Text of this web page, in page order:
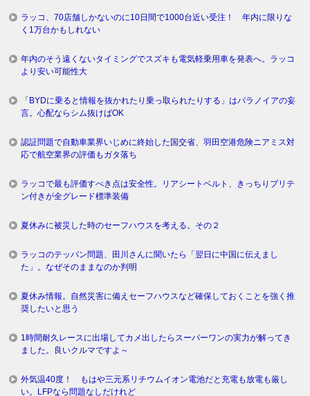
ラッコ、70店舗しかないのに10日間で1000台近い受注！ 年内に限りな
く1万台かもしれない
年内のそう遠くないタイミングでスズキも電気軽乗用車を発表へ。ラッコ
より安い可能性大
「BYDに乗ると情報を抜かれたり乗っ取られたりする」はパラノイアの妄
言。心配ならシム抜けばOK
認証問題で自動車業界いじめに終始した国交省、羽田空港危険ニアミス対
応で航空業界の評価もガタ落ち
ラッコで最も評価すべき点は安全性。リアシートベルト、きっちりプリテ
ン付きが全グレード標準装備
夏休みに被災した時のセーフハウスを考える。その２
ラッコのテッパン問題、田川さんに聞いたら「翌日に中国に伝えまし
た」。なぜそのままなのか判明
夏休み情報。自然災害に備えセーフハウスなど確保しておくことを強く推
奨したいと思う
1時間耐久レースに出場してカメ出したらスーパーワンの実力が解ってき
ました。良いクルマですよ～
外気温40度！ もはや三元系リチウムイオン電池だと充電も放電も厳し
い。LFPなら問題なしだけれど